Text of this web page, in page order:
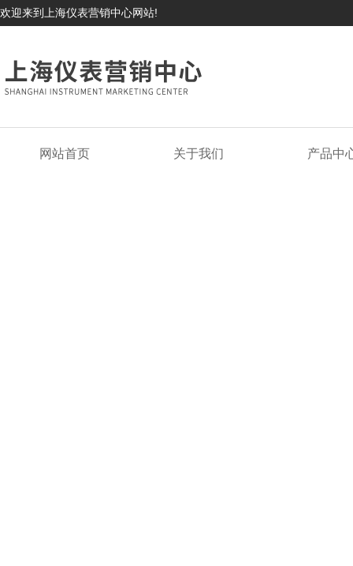
欢迎来到上海仪表营销中心网站!
网站首页 关于我们 产品中